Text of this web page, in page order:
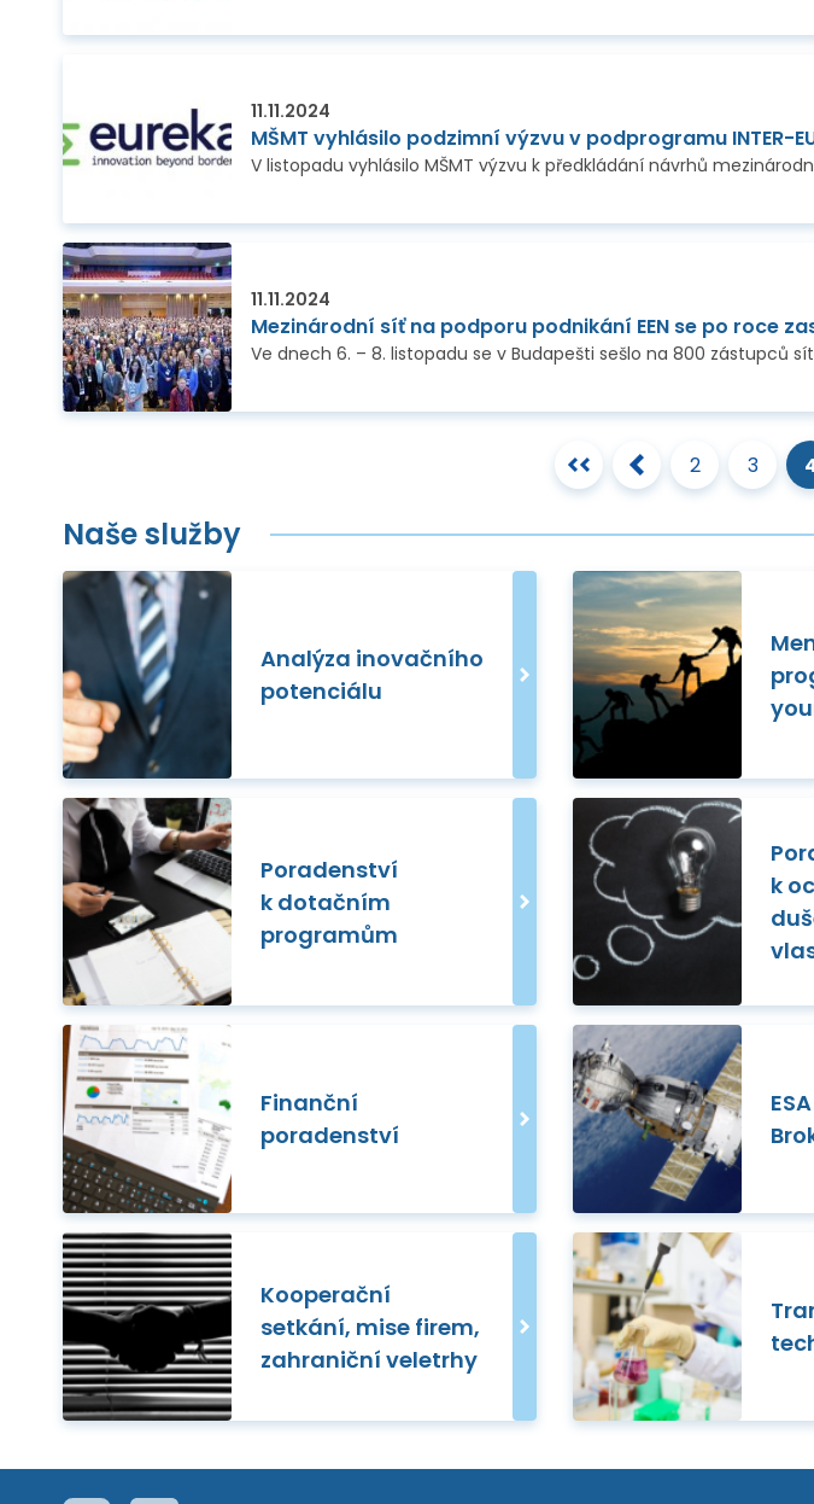
11.11.2024
MŠMT vyhlásilo podzimní výzvu v podprogramu INTER-
11.11.2024
Mezinárodní síť na podporu podnikání EEN se po roce
2 3
Naše služby
Analýza inovačního
potenciálu
Poradenství
k dotačním
programům
k
Finanční
poradenství
Kooperační
setkání, mise firem,
zahraniční veletrhy